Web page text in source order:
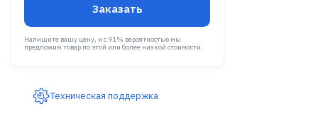
Заказать
Напишите вашу цену, и с 91% вероятностью мы
предложим товар по этой или более низкой стоимости.
Техническая поддержка